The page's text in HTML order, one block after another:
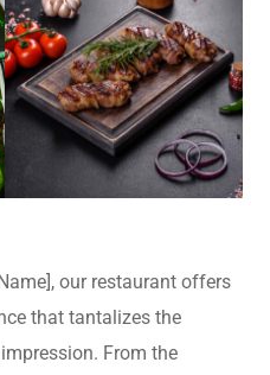
our restaurant offers
that tantalizes the
From the